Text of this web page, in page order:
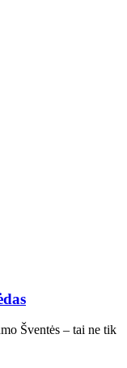
Šventės – tai ne tik